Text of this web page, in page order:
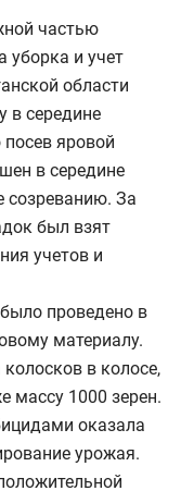
частью
уборка и учет
области
в середине
посев яровой
в середине
созреванию. За
был взят
учетов и
проведено в
материалу.
в колосе,
массу 1000 зерен.
оказала
урожая.